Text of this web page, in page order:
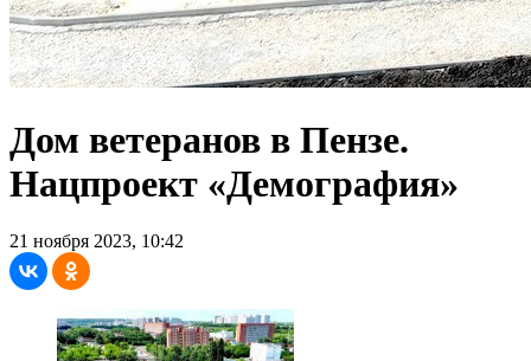
Дом ветеранов в Пензе.
Нацпроект «Демография»
21 ноября 2023, 10:42